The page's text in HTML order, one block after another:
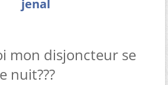
jenal
mon disjoncteur se
nuit???